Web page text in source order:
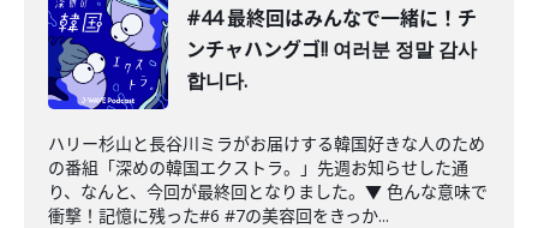
#44 最終回はみんなで一緒に！チ
ンチャハングゴ!! 여러분 정말 감사
합니다.
ハリー杉山と長谷川ミラがお届けする韓国好きな人のため
の番組「深めの韓国エクストラ。」先週お知らせした通
り、なんと、今回が最終回となりました。▼ 色んな意味で
衝撃！記憶に残った#6 #7の美容回をきっか...